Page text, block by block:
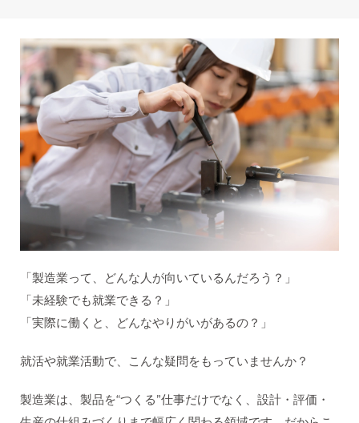
「製造業って、どんな人が向いているんだろう？」
「未経験でも就業できる？」
「実際に働くと、どんなやりがいがあるの？」
就活や就業活動で、こんな疑問をもっていませんか？
製造業は、製品を“つくる”仕事だけでなく、設計・評価・